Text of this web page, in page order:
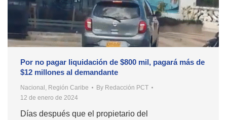
Por no pagar liquidación de $800 mil, pagará más de
$12 millones al demandante
Nacional , Región Caribe By Redacción PCT
12 de enero de 2024
Días después que el propietario del